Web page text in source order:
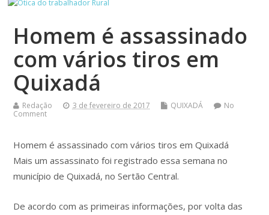
Homem é assassinado
com vários tiros em
Quixadá
Redação 3 de fevereiro de 2017 QUIXADÁ
No
Comment
Homem é assassinado com vários tiros em Quixadá
Mais um assassinato foi registrado essa semana no
município de Quixadá, no Sertão Central.
De acordo com as primeiras informações, por volta das